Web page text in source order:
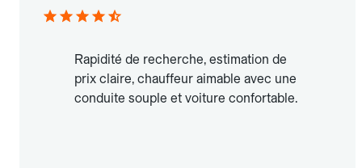
Rapidité de recherche, estimation de
prix claire, chauffeur aimable avec une
conduite souple et voiture confortable.